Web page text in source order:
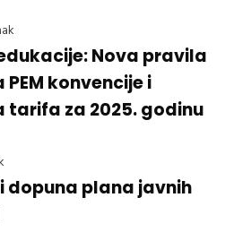
Nova pravila
konvencije i
tarifa za 2025. godinu
dopuna plana javnih